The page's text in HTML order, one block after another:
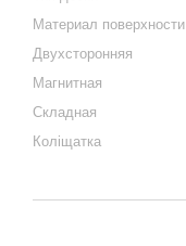
Материал поверхности
Двухсторонняя
Магнитная
Складная
Коліщатка